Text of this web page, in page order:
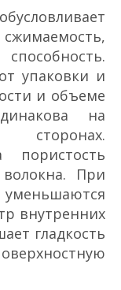
упаковки и
и объеме
на
пористость
При
внутренних
гладкость